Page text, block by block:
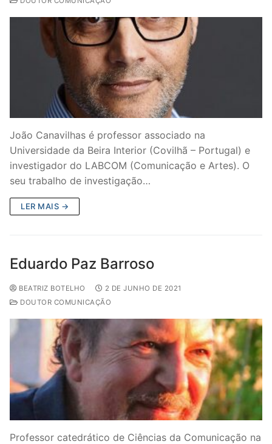
João Canavilhas é professor associado na
Universidade da Beira Interior (Covilhã – Portugal) e
investigador do LABCOM (Comunicação e Artes). O
seu trabalho de investigação…
LER MAIS →
Eduardo Paz Barroso
BEATRIZ BOTELHO
2 DE JUNHO DE 2021
DOUTOR COMUNICAÇÃO
Professor catedrático de Ciências da Comunicação na